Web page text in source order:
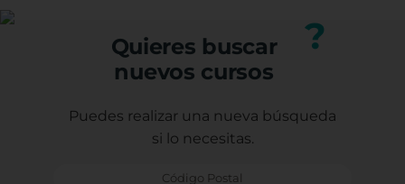
Quieres buscar
nuevos cursos
?
Puedes realizar una nueva búsqueda
si lo necesitas.